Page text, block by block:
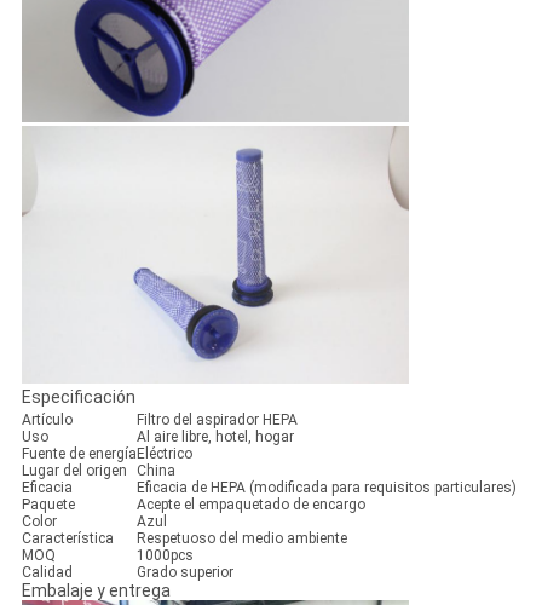
Especificación
Artículo
Filtro del aspirador HEPA
Uso
Al aire libre, hotel, hogar
Fuente de energía Eléctrico
Lugar del origen
China
Eficacia
Eficacia de HEPA (modificada para requisitos particulares)
Paquete
Acepte el empaquetado de encargo
Color
Azul
Característica
Respetuoso del medio ambiente
MOQ
1000pcs
Calidad
Grado superior
Embalaje y entrega